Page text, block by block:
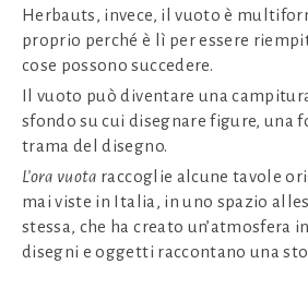
Herbauts, invece, il vuoto è
proprio perché è lì per essere
cose possono succedere.
Il vuoto può diventare una
sfondo su cui disegnare figure, una
trama del disegno.
L’ora vuota raccoglie alcune tavole
mai viste in Italia, in uno spazio
stessa, che ha creato un’atmosfera
disegni e oggetti raccontano una